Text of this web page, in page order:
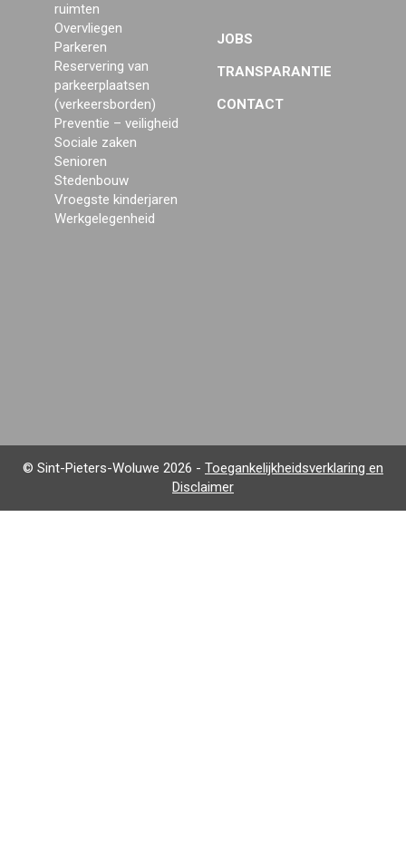
ruimten
Overvliegen
Parkeren
Reservering van
parkeerplaatsen
(verkeersborden)
Preventie – veiligheid
Sociale zaken
Senioren
Stedenbouw
Vroegste kinderjaren
Werkgelegenheid
JOBS
TRANSPARANTIE
CONTACT
© Sint-Pieters-Woluwe 2026 - Toegankelijkheidsverklaring en
Disclaimer